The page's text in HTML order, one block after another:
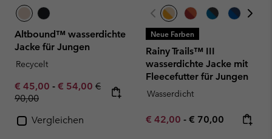
Altbound™ wasserdichte
Jacke für Jungen
Recycelt
Minimum sale price:
€ 45,00 - Maximum sale price:
€ 54,00 Regular price:
€
90,00
Vergleichen
Neue Farben
Rainy Trails™ III
wasserdichte Jacke mit
Fleecefutter für Jungen
Wasserdicht
Minimum sale price:
€ 42,00 - Maximum price:
€ 70,00